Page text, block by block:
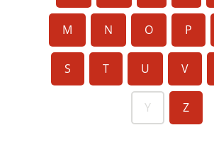
M N O P
S T U V
Y Z